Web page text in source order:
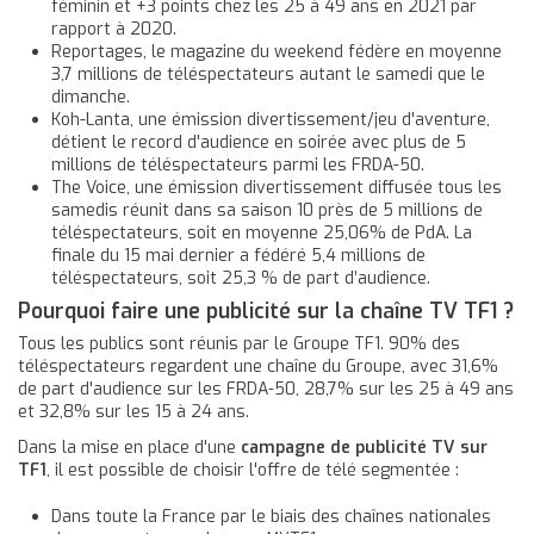
féminin et +3 points chez les 25 à 49 ans en 2021 par
rapport à 2020.
Reportages, le magazine du weekend fédère en moyenne
3,7 millions de téléspectateurs autant le samedi que le
dimanche.
Koh-Lanta, une émission divertissement/jeu d'aventure,
détient le record d'audience en soirée avec plus de 5
millions de téléspectateurs parmi les FRDA-50.
The Voice, une émission divertissement diffusée tous les
samedis réunit dans sa saison 10 près de 5 millions de
téléspectateurs, soit en moyenne 25,06% de PdA. La
finale du 15 mai dernier a fédéré 5,4 millions de
téléspectateurs, soit 25,3 % de part d’audience.
Pourquoi faire une publicité sur la chaîne TV TF1 ?
Tous les publics sont réunis par le Groupe TF1. 90% des
téléspectateurs regardent une chaîne du Groupe, avec 31,6%
de part d'audience sur les FRDA-50, 28,7% sur les 25 à 49 ans
et 32,8% sur les 15 à 24 ans.
Dans la mise en place d'une campagne de publicité TV sur
TF1, il est possible de choisir l'offre de télé segmentée :
Dans toute la France par le biais des chaînes nationales